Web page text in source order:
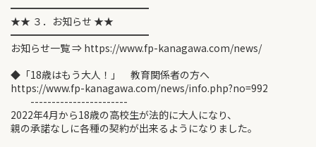
━━━━━━━━━━━━━━
★★ ３．お知らせ ★★
━━━━━━━━━━━━━━
お知らせ一覧 ⇒ https://www.fp-kanagawa.com/news/
◆「18歳はもう大人！」 教育関係者の方へ
https://www.fp-kanagawa.com/news/info.php?no=992
-----------------------
2022年4月から18歳の高校生が法的に大人になり、
親の承諾なしに各種の契約が出来るようになりました。